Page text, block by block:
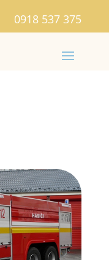
0918 537 375